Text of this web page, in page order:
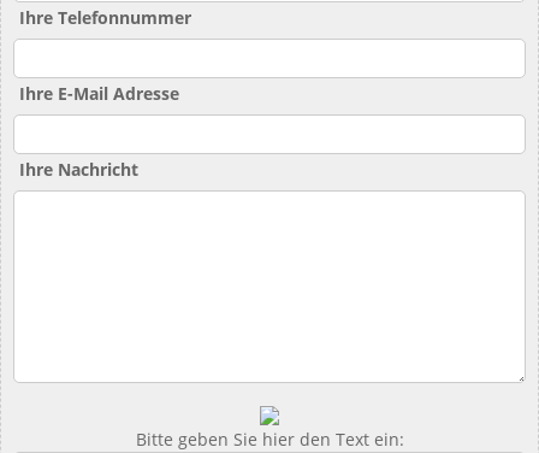
Ihre Telefonnummer
Ihre E-Mail Adresse
Ihre Nachricht
Bitte geben Sie hier den Text ein: